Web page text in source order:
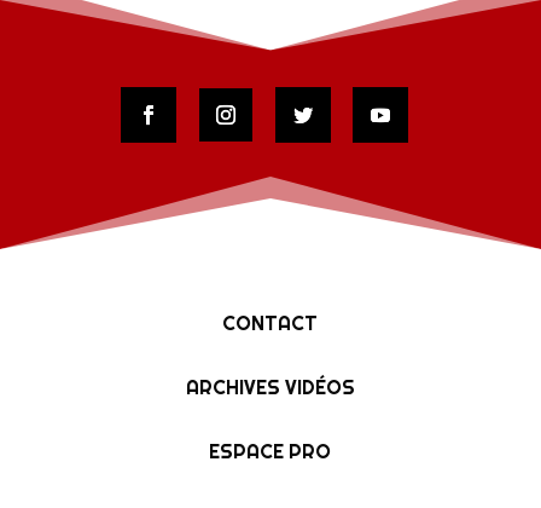
CONTACT
ARCHIVES VIDÉOS
ESPACE PRO